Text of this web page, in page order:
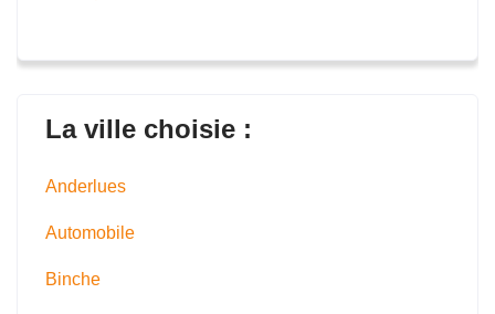
La ville choisie :
Anderlues
Automobile
Binche